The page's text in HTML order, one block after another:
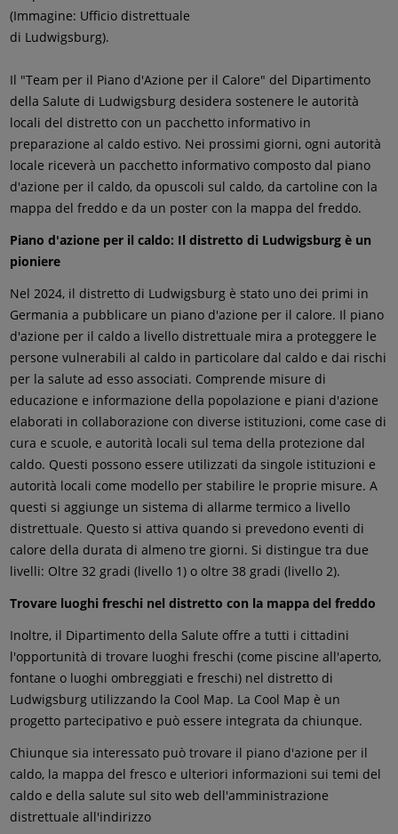
(Immagine: Ufficio distrettuale
di Ludwigsburg).
Il "Team per il Piano d'Azione per il Calore" del Dipartimento
della Salute di Ludwigsburg desidera sostenere le autorità
locali del distretto con un pacchetto informativo in
preparazione al caldo estivo. Nei prossimi giorni, ogni autorità
locale riceverà un pacchetto informativo composto dal piano
d'azione per il caldo, da opuscoli sul caldo, da cartoline con la
mappa del freddo e da un poster con la mappa del freddo.
Piano d'azione per il caldo: Il distretto di Ludwigsburg è un
pioniere
Nel 2024, il distretto di Ludwigsburg è stato uno dei primi in
Germania a pubblicare un piano d'azione per il calore. Il piano
d'azione per il caldo a livello distrettuale mira a proteggere le
persone vulnerabili al caldo in particolare dal caldo e dai rischi
per la salute ad esso associati. Comprende misure di
educazione e informazione della popolazione e piani d'azione
elaborati in collaborazione con diverse istituzioni, come case di
cura e scuole, e autorità locali sul tema della protezione dal
caldo. Questi possono essere utilizzati da singole istituzioni e
autorità locali come modello per stabilire le proprie misure. A
questi si aggiunge un sistema di allarme termico a livello
distrettuale. Questo si attiva quando si prevedono eventi di
calore della durata di almeno tre giorni. Si distingue tra due
livelli: Oltre 32 gradi (livello 1) o oltre 38 gradi (livello 2).
Trovare luoghi freschi nel distretto con la mappa del freddo
Inoltre, il Dipartimento della Salute offre a tutti i cittadini
l'opportunità di trovare luoghi freschi (come piscine all'aperto,
fontane o luoghi ombreggiati e freschi) nel distretto di
Ludwigsburg utilizzando la Cool Map. La Cool Map è un
progetto partecipativo e può essere integrata da chiunque.
Chiunque sia interessato può trovare il piano d'azione per il
caldo, la mappa del fresco e ulteriori informazioni sui temi del
caldo e della salute sul sito web dell'amministrazione
distrettuale all'indirizzo